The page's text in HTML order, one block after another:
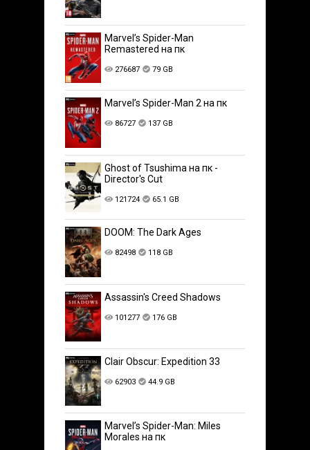
Marvel’s Spider-Man
Remastered на пк
276687 79 GB
Marvel’s Spider-Man 2 на пк
86727 137 GB
Ghost of Tsushima на пк -
Director's Cut
121724 65.1 GB
DOOM: The Dark Ages
82498 118 GB
Assassin's Creed Shadows
101277 176 GB
Clair Obscur: Expedition 33
62903 44.9 GB
Marvel’s Spider-Man: Miles
Morales на пк